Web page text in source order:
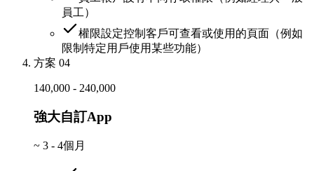
員工）
權限設定控制客戶可查看或使用的頁面（例如
限制特定用戶使用某些功能）
方案 04
140,000 - 240,000
強大自訂App
~ 3 - 4個月